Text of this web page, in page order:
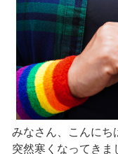
みなさん、こんに
突然寒くなってきま